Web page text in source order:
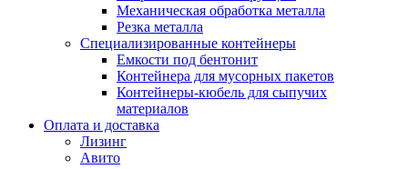
Механическая обработка металла
Резка металла
Специализированные контейнеры
Емкости под бентонит
Контейнера для мусорных пакетов
Контейнеры-кюбель для сыпучих
материалов
Оплата и доставка
Лизинг
Авито